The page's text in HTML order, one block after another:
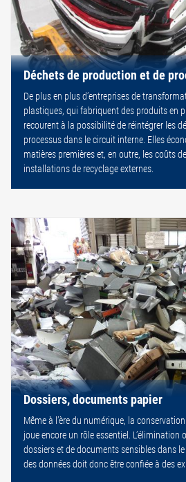
Déchets de production et de
De plus en plus d’entreprises de
plastiques, qui fabriquent des produits en
recourent à la possibilité de réintégrer les
processus dans le circuit interne. Elles
matières premières et, en outre, les coûts
installations de recyclage externes.
Dossiers, documents papier
Même à l’ère du numérique, la
joue encore un rôle essentiel. L’élimination
dossiers et de documents sensibles dans
des données doit donc être confiée à des